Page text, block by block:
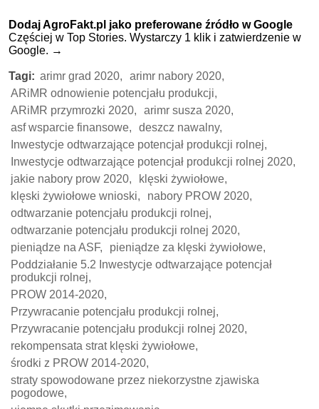
Dodaj AgroFakt.pl jako preferowane źródło w Google
Częściej w Top Stories. Wystarczy 1 klik i zatwierdzenie w
Google. →
Tagi: arimr grad 2020,
arimr nabory 2020,
ARiMR odnowienie potencjału produkcji,
ARiMR przymrozki 2020,
arimr susza 2020,
asf wsparcie finansowe,
deszcz nawalny,
Inwestycje odtwarzające potencjał produkcji rolnej,
Inwestycje odtwarzające potencjał produkcji rolnej 2020,
jakie nabory prow 2020,
klęski żywiołowe,
klęski żywiołowe wnioski,
nabory PROW 2020,
odtwarzanie potencjału produkcji rolnej,
odtwarzanie potencjału produkcji rolnej 2020,
pieniądze na ASF,
pieniądze za klęski żywiołowe,
Poddziałanie 5.2 Inwestycje odtwarzające potencjał
produkcji rolnej,
PROW 2014-2020,
Przywracanie potencjału produkcji rolnej,
Przywracanie potencjału produkcji rolnej 2020,
rekompensata strat klęski żywiołowe,
środki z PROW 2014-2020,
straty spowodowane przez niekorzystne zjawiska
pogodowe,